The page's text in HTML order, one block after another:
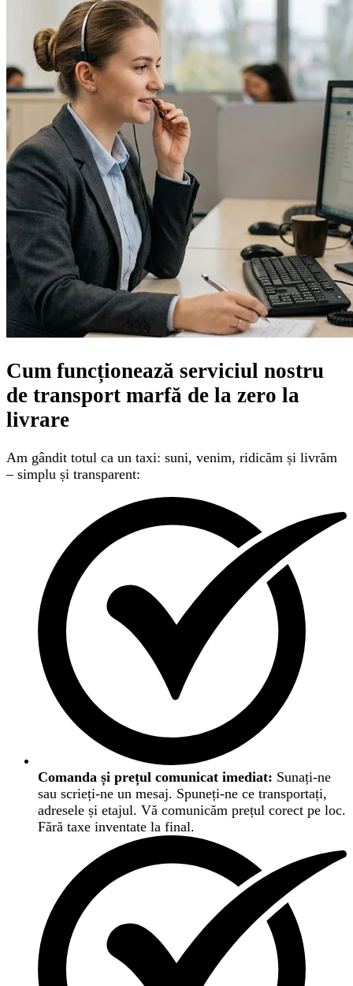
Cum funcționează serviciul nostru
de transport marfă de la zero la
livrare
Am gândit totul ca un taxi: suni, venim, ridicăm și livrăm
– simplu și transparent:
Comanda și prețul comunicat imediat: Sunați-ne
sau scrieți-ne un mesaj. Spuneți-ne ce transportați,
adresele și etajul. Vă comunicăm prețul corect pe loc.
Fără taxe inventate la final.